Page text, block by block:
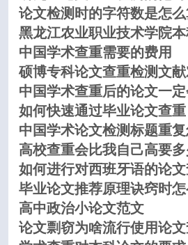
论文检测时的字符数是怎么
黑龙江农业职业技术学院
中国学术查重需要的费用
硕博专科论文查重检测文
中国学术查重后的论文一
如何快速通过毕业论文查
中国学术论文检测标题重
高校查重会比我自己高要多
如何进行对西班牙语的论
毕业论文推荐原理诀窍时
高中政治小论文范文
论文剽窃为啥流行使用论